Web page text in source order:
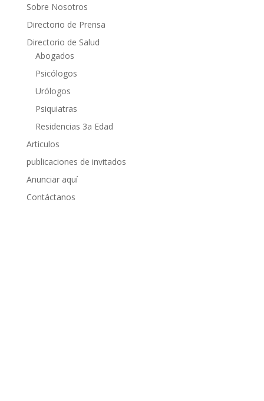
Sobre Nosotros
Directorio de Prensa
Directorio de Salud
Abogados
Psicólogos
Urólogos
Psiquiatras
Residencias 3a Edad
Articulos
publicaciones de invitados
Anunciar aquí
Contáctanos